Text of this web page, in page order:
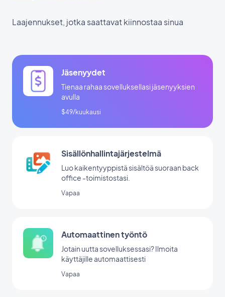
Laajennukset, jotka saattavat kiinnostaa sinua
Jäsenyydet
Tienaa rahaa sovelluksellasi jäsenyyksien
avulla
$49/kuukausi
Sisällönhallintajärjestelmä
Luo kaikentyyppistä sisältöä suoraan back
office -toimistostasi.
Vapaa
Automaattinen työntö
Jotain uutta sovelluksessasi? Ilmoita
käyttäjille automaattisesti
Vapaa